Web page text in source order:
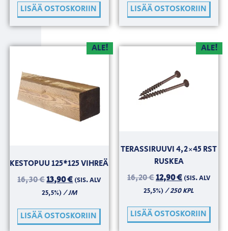
LISÄÄ OSTOSKORIIN LISÄÄ OSTOSKORIIN
ALE!
KESTOPUU 125*125 VIHREÄ
16,30€13,90€ (SIS. ALV
25,5%)/ JM
LISÄÄ OSTOSKORIIN
ALE!
TERASSIRUUVI 4,2×45 RST
RUSKEA
16,20€12,90€ (SIS. ALV
25,5%)/ 250 KPL
LISÄÄ OSTOSKORIIN